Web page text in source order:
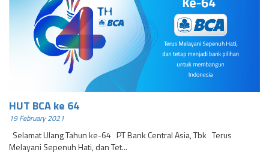
HUT BCA ke 64
19 February 2021
Selamat Ulang Tahun ke-64 PT Bank Central Asia, Tbk Terus
Melayani Sepenuh Hati, dan Tet...